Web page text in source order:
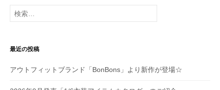
シ
ョ
ン
検
索:
最近の投稿
アウトフィットブランド「BonBons」より新作が登場☆